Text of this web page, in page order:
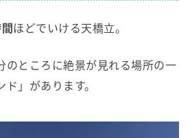
ほどでいける天橋立。
のところに絶景が見れる場所の一
」があります。